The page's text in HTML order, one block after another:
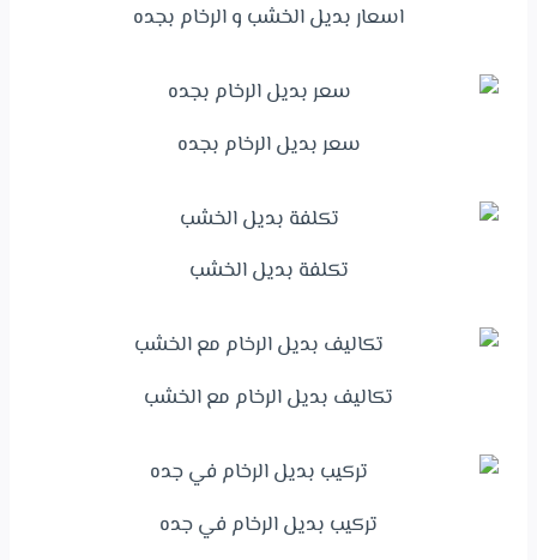
اسعار بديل الخشب و الرخام بجده
سعر بديل الرخام بجده
تكلفة بديل الخشب
تكاليف بديل الرخام مع الخشب
تركيب بديل الرخام في جده